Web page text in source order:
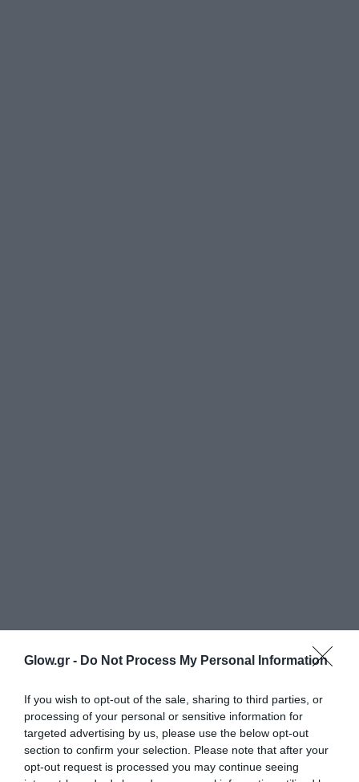
Glow.gr - Do Not Process My Personal Information
If you wish to opt-out of the sale, sharing to third parties, or
processing of your personal or sensitive information for
targeted advertising by us, please use the below opt-out
section to confirm your selection. Please note that after your
opt-out request is processed you may continue seeing